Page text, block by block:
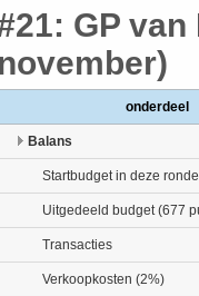
GP
november)
onderdeel
Balans
Startbudget in deze ronde
Uitgedeeld budget (677
Transacties
Verkoopkosten (2%)